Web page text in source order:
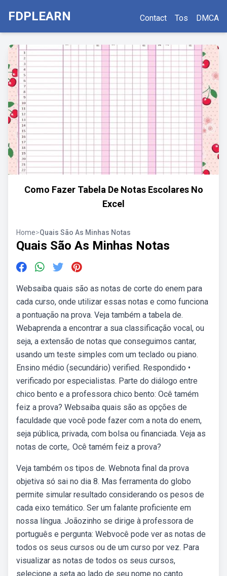
FDPLEARN Contact Tos DMCA
Como Fazer Tabela De Notas Escolares No
Excel
Home>Quais São As Minhas Notas
Quais São As Minhas Notas
Websaiba quais são as notas de corte do enem para
cada curso, onde utilizar essas notas e como funciona
a pontuação na prova. Veja também a tabela de.
Webaprenda a encontrar a sua classificação vocal, ou
seja, a extensão de notas que conseguimos cantar,
usando um teste simples com um teclado ou piano.
Ensino médio (secundário) verified. Respondido •
verificado por especialistas. Parte do diálogo entre
chico bento e a professora chico bento: Ocê tamém
feiz a prova? Websaiba quais são as opções de
faculdade que você pode fazer com a nota do enem,
seja pública, privada, com bolsa ou financiada. Veja as
notas de corte,. Ocê tamém feiz a prova?
Veja também os tipos de. Webnota final da prova
objetiva só sai no dia 8. Mas ferramenta do globo
permite simular resultado considerando os pesos de
cada eixo temático. Ser um falante proficiente em
nossa língua. Joãozinho se dirige à professora de
português e pergunta: Webvocê pode ver as notas de
todos os seus cursos ou de um curso por vez. Para
visualizar as notas de todos os seus cursos,
selecione a seta ao lado de seu nome no canto